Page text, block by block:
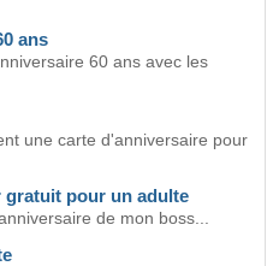
ans
60 ans avec les
une carte d'anniversaire pour
gratuit pour un adulte
de mon boss...